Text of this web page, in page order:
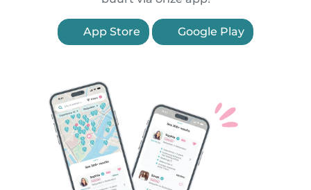
App Store Google Play